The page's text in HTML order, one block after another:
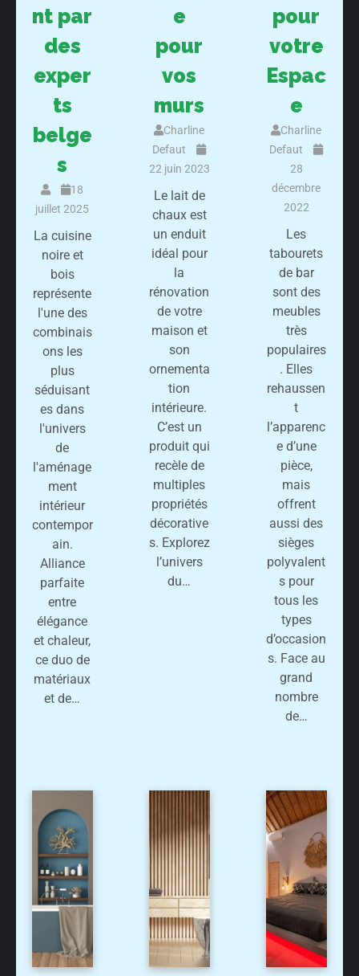
nt par
des
exper
ts
belge
s
18
juillet 2025
La cuisine
noire et
bois
représente
l'une des
combinais
ons les
plus
séduisant
es dans
l'univers
de
l'aménage
ment
intérieur
contempor
ain.
Alliance
parfaite
entre
élégance
et chaleur,
ce duo de
matériaux
et de…
e
pour
vos
murs
Charline
Defaut
22 juin 2023
Le lait de
chaux est
un enduit
idéal pour
la
rénovation
de votre
maison et
son
ornementa
tion
intérieure.
C’est un
produit qui
recèle de
multiples
propriétés
décorative
s. Explorez
l’univers
du…
pour
votre
Espac
e
Charline
Defaut
28
décembre
2022
Les
tabourets
de bar
sont des
meubles
très
populaires
. Elles
rehaussen
t
l’apparenc
e d’une
pièce,
mais
offrent
aussi des
sièges
polyvalent
s pour
tous les
types
d’occasion
s. Face au
grand
nombre
de…